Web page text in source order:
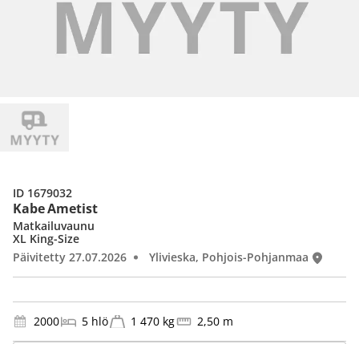
Kabe Ametist
Matkailuvaunu
XL King-Size
Päivitetty 27.07.2026
Ylivieska, Pohjois-Pohjanmaa
ID 1679032
2000 5 hlö 1 470 kg 2,50 m